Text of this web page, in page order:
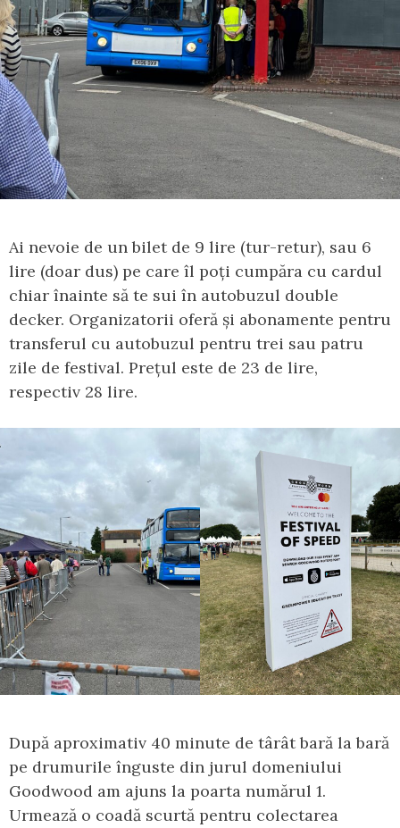
Ai nevoie de un bilet de 9 lire (tur-retur), sau 6
lire (doar dus) pe care îl poți cumpăra cu cardul
chiar înainte să te sui în autobuzul double
decker. Organizatorii oferă și abonamente pentru
transferul cu autobuzul pentru trei sau patru
zile de festival. Prețul este de 23 de lire,
respectiv 28 lire.
După aproximativ 40 minute de târât bară la bară
pe drumurile înguste din jurul domeniului
Goodwood am ajuns la poarta numărul 1.
Urmează o coadă scurtă pentru colectarea